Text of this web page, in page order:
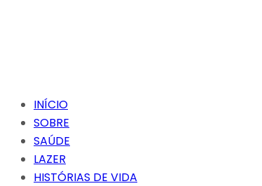
INÍCIO
SOBRE
SAÚDE
LAZER
HISTÓRIAS DE VIDA